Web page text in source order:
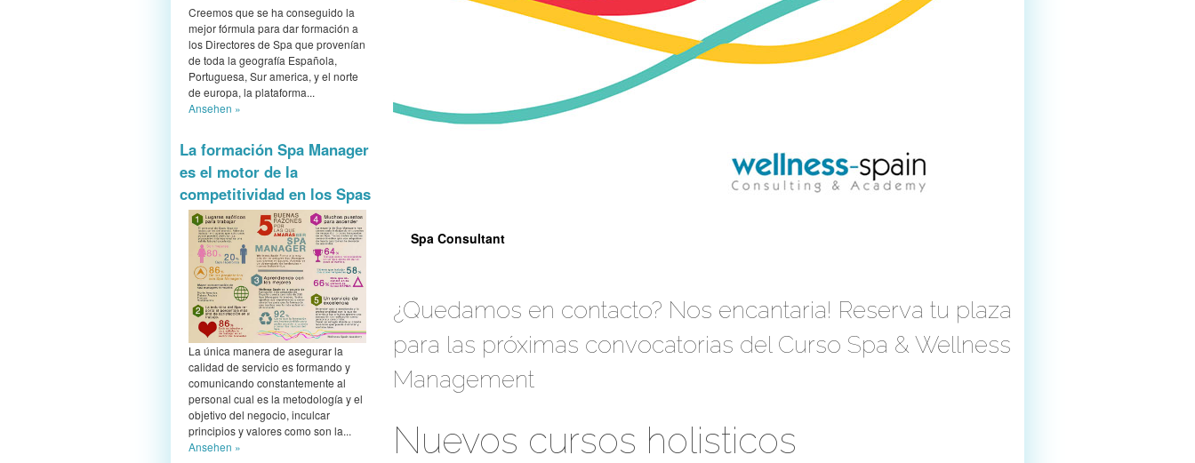
Creemos que se ha conseguido la
mejor fórmula para dar formación a
los Directores de Spa que provenían
de toda la geografía Española,
Portuguesa, Sur america, y el norte
de europa, la plataforma...
Ansehen »
La formación Spa Manager
es el motor de la
competitividad en los Spas
La única manera de asegurar la
calidad de servicio es formando y
comunicando constantemente al
personal cual es la metodología y el
objetivo del negocio, inculcar
principios y valores como son la...
Ansehen »
Spa Consultant
Spa Consultant
¿Quedamos en contacto? Nos encantaria! Reserva tu plaza
para las próximas convocatorias del Curso Spa & Wellness
Management
Nuevos cursos holisticos